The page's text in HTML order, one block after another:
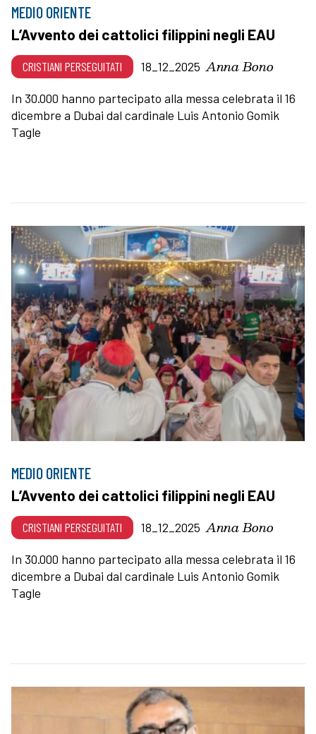
MEDIO ORIENTE
L’Avvento dei cattolici filippini negli EAU
CRISTIANI PERSEGUITATI 18_12_2025 Anna Bono
In 30.000 hanno partecipato alla messa celebrata il 16
dicembre a Dubai dal cardinale Luis Antonio Gomik
Tagle
MEDIO ORIENTE
L’Avvento dei cattolici filippini negli EAU
CRISTIANI PERSEGUITATI 18_12_2025 Anna Bono
In 30.000 hanno partecipato alla messa celebrata il 16
dicembre a Dubai dal cardinale Luis Antonio Gomik
Tagle